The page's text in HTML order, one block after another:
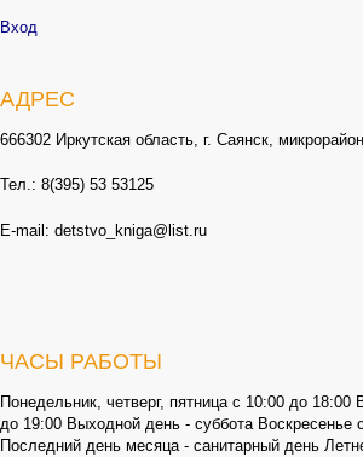
Вход
АДРЕС
666302 Иркутская область, г. Саянск,
Тел.: 8(395) 53 53125
E-mail: detstvo_kniga@list.ru
ЧАСЫ РАБОТЫ
Понедельник, четверг, пятница с 10:00 до 18:00
до 19:00 Выходной день - суббота Воскресенье
Последний день месяца - санитарный день